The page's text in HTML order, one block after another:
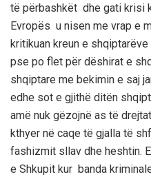
të përbashkët dhe gati krisi
Evropës u nisen me vrap e
kritikuan kreun e
pse po flet për dëshirat e
shqiptare me bekimin e saj
edhe sot e gjithë ditën
amë nuk gëzojnë as të
kthyer në caqe të gjalla të
fashizmit sllav dhe heshtin.
e Shkupit kur banda